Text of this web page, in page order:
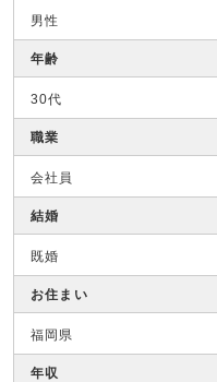
男性
年齢
30代
職業
会社員
結婚
既婚
お住まい
福岡県
年収